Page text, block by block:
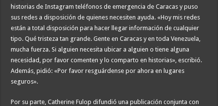
historias de Instagram teléfonos de emergencia de Caracas y puso
sus redes a disposición de quienes necesiten ayuda. «Hoy mis redes
están a total disposición para hacer llegar información de cualquier
tipo. Qué tristeza tan grande. Gente en Caracas y en toda Venezuela,
mucha fuerza. Si alguien necesita ubicar a alguien o tiene alguna
necesidad, por favor comenten y lo comparto en historias», escribió.
Además, pidió: «Por favor resguárdense por ahora en lugares
seguros».
Por su parte, Catherine Fulop difundió una publicación conjunta con